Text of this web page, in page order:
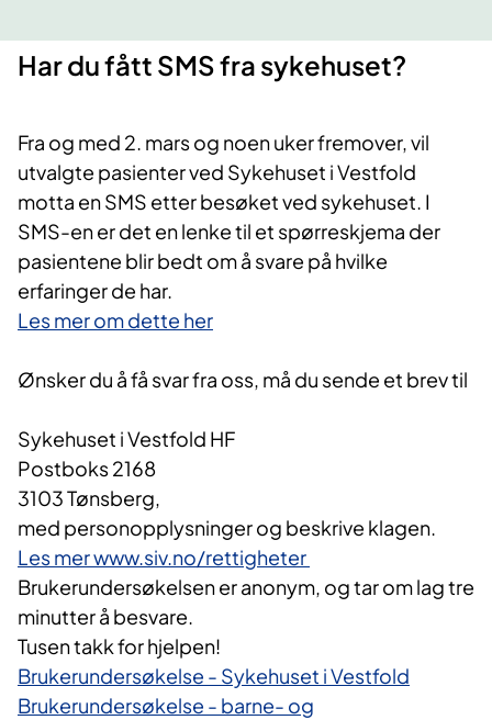
Har du fått SMS fra sykehuset?
Fra og med 2. mars og noen uker fremover, vil
utvalgte pasienter ved Sykehuset i Vestfold
motta en SMS etter besøket ved sykehuset. I
SMS-en er det en lenke til et spørreskjema der
pasientene blir bedt om å svare på hvilke
erfaringer de har.
Les mer om dette her
Ønsker du å få svar fra oss, må du sende et brev til
Sykehuset i Vestfold HF
Postboks 2168
3103 Tønsberg,
med personopplysninger og beskrive klagen.
Les mer www.siv.no/rettigheter
Brukerundersøkelsen er anonym, og tar om lag tre
minutter å besvare.
Tusen takk for hjelpen!
Brukerundersøkelse - Sykehuset i Vestfold
Brukerundersøkelse - barne- og